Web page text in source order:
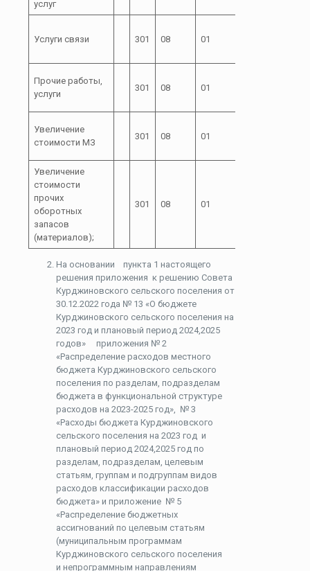
услуг
Услуги связи 301 08 01
Прочие работы,
услуги
301 08 01
Увеличение
стоимости МЗ
301 08 01
Увеличение
стоимости
прочих
оборотных
запасов
(материалов);
301 08 01
На основании пункта 1 настоящего
решения приложения к решению Совета
Курджиновского сельского поселения от
30.12.2022 года № 13 «О бюджете
Курджиновского сельского поселения на
2023 год и плановый период 2024,2025
годов» приложения № 2
«Распределение расходов местного
бюджета Курджиновского сельского
поселения по разделам, подразделам
бюджета в функциональной структуре
расходов на 2023-2025 год», № 3
«Расходы бюджета Курджиновского
сельского поселения на 2023 год и
плановый период 2024,2025 год по
разделам, подразделам, целевым
статьям, группам и подгруппам видов
расходов классификации расходов
бюджета» и приложение № 5
«Распределение бюджетных
ассигнований по целевым статьям
(муниципальным программам
Курджиновского сельского поселения
и непрограммным направлениям